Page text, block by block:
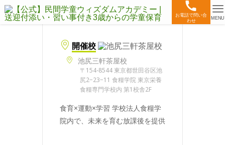
お電話で問い合
わせ
MENU
開催校
池尻三軒茶屋校
〒154-8544 東京都世田谷区池
尻2−23−11 食糧学院 東京栄養
食糧専門学校内 第1校舎2F
食育×運動×学習 学校法人食糧学
院内で、未来を育む放課後を提供